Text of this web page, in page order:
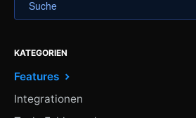
KATEGORIEN
Features
Integrationen